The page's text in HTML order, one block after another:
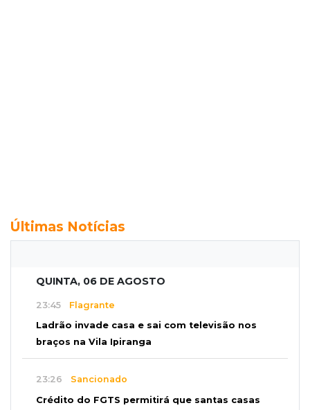
Últimas Notícias
QUINTA, 06 DE AGOSTO
23:45 Flagrante
Ladrão invade casa e sai com televisão nos
braços na Vila Ipiranga
23:26 Sancionado
Crédito do FGTS permitirá que santas casas